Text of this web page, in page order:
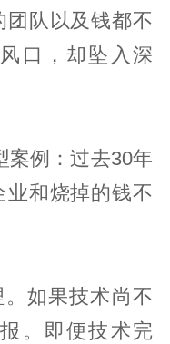
团队以及钱都不
口，却坠入深
案例：过去30年
业和烧掉的钱不
。如果技术尚不
。即便技术完